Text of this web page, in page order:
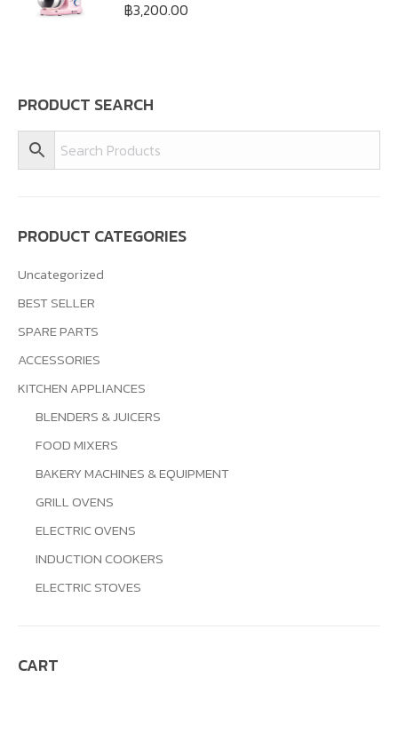
฿3,200.00
PRODUCT SEARCH
PRODUCT CATEGORIES
Uncategorized
BEST SELLER
SPARE PARTS
ACCESSORIES
KITCHEN APPLIANCES
BLENDERS & JUICERS
FOOD MIXERS
BAKERY MACHINES & EQUIPMENT
GRILL OVENS
ELECTRIC OVENS
INDUCTION COOKERS
ELECTRIC STOVES
CART